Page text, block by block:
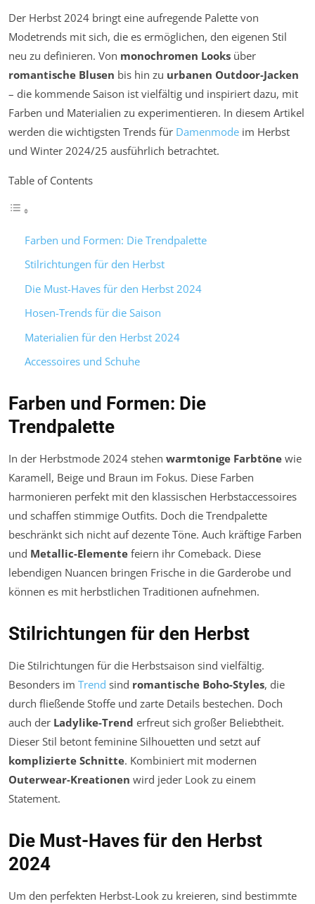
Der Herbst 2024 bringt eine aufregende Palette von
Modetrends mit sich, die es ermöglichen, den eigenen Stil
neu zu definieren. Von monochromen Looks über
romantische Blusen bis hin zu urbanen Outdoor-Jacken
– die kommende Saison ist vielfältig und inspiriert dazu, mit
Farben und Materialien zu experimentieren. In diesem Artikel
werden die wichtigsten Trends für Damenmode im Herbst
und Winter 2024/25 ausführlich betrachtet.
Table of Contents
Farben und Formen: Die Trendpalette
Stilrichtungen für den Herbst
Die Must-Haves für den Herbst 2024
Hosen-Trends für die Saison
Materialien für den Herbst 2024
Accessoires und Schuhe
Farben und Formen: Die
Trendpalette
In der Herbstmode 2024 stehen warmtonige Farbtöne wie
Karamell, Beige und Braun im Fokus. Diese Farben
harmonieren perfekt mit den klassischen Herbstaccessoires
und schaffen stimmige Outfits. Doch die Trendpalette
beschränkt sich nicht auf dezente Töne. Auch kräftige Farben
und Metallic-Elemente feiern ihr Comeback. Diese
lebendigen Nuancen bringen Frische in die Garderobe und
können es mit herbstlichen Traditionen aufnehmen.
Stilrichtungen für den Herbst
Die Stilrichtungen für die Herbstsaison sind vielfältig.
Besonders im Trend sind romantische Boho-Styles, die
durch fließende Stoffe und zarte Details bestechen. Doch
auch der Ladylike-Trend erfreut sich großer Beliebtheit.
Dieser Stil betont feminine Silhouetten und setzt auf
komplizierte Schnitte. Kombiniert mit modernen
Outerwear-Kreationen wird jeder Look zu einem
Statement.
Die Must-Haves für den Herbst
2024
Um den perfekten Herbst-Look zu kreieren, sind bestimmte